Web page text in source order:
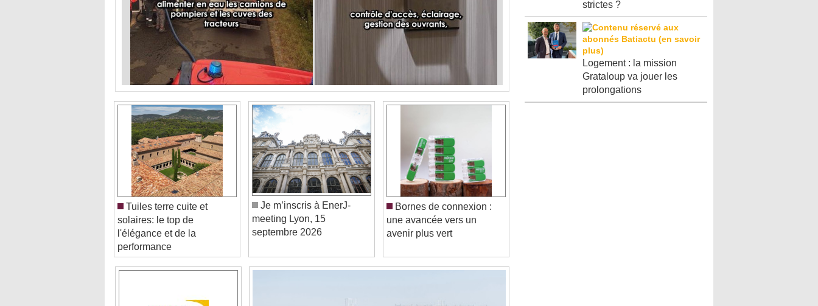
Tuiles terre cuite et
solaires: le top de
l'élégance et de la
performance
Je m’inscris à EnerJ-
meeting Lyon, 15
septembre 2026
Bornes de connexion :
une avancée vers un
avenir plus vert
strictes ?
Logement : la mission
Grataloup va jouer les
prolongations